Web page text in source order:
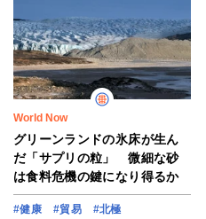
World Now
グリーンランドの氷床が生ん
だ「サプリの粒」 微細な砂
は食料危機の鍵になり得るか
#健康 #貿易
#北極